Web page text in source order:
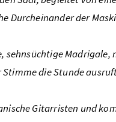
Durcheinander der
sehnsüchtige
die Stunde
Gitarristen und